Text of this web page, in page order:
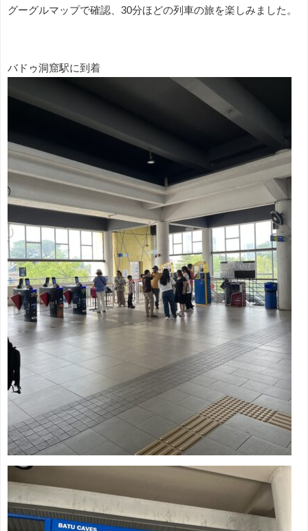
グーグルマップで確認、30分ほどの列車の旅を楽しみました。
バドゥ洞窟駅に到着